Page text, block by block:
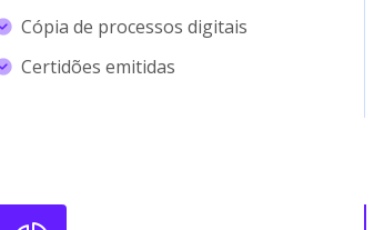
Cópia de processos digitais
Certidões emitidas